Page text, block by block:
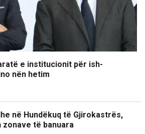
e institucionit për ish-
nën hetim
në Hundëkuq të Gjirokastrës,
të banuara